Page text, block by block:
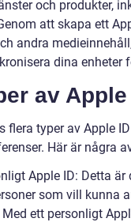
och produkter,
att skapa ett
andra
dina enheter
av Apple
flera typer av Apple
Här är några
Apple ID: Detta
som vill kunna
Med ett personligt